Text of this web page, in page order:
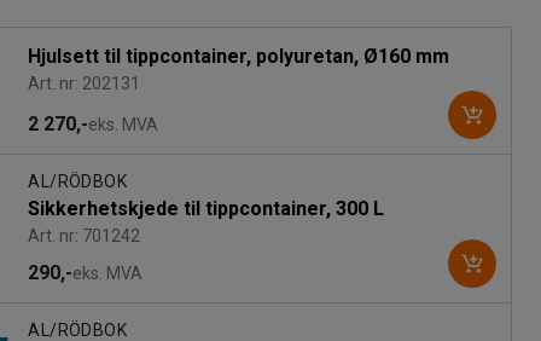
Hjulsett til tippcontainer, polyuretan, Ø160 mm
Art. nr: 202131
2 270,-eks. MVA
AL/RÖDBOK
Sikkerhetskjede til tippcontainer, 300 L
Art. nr: 701242
290,-eks. MVA
AL/RÖDBOK